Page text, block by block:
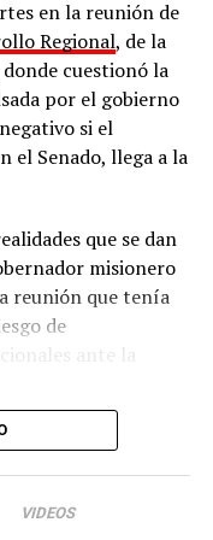
abordaba de
de la
las
más
del tope vigente, de
la tierra a nivel
los votos en el
proponía liberar por
locales y
en la reunión de
Regional, de la
cuestionó la
por el gobierno
si el
el Senado, llega a la
que se dan
misionero
reunión que tenía
de
ante la
la diputada
habla de la
porque, claro, a
VIDEOS